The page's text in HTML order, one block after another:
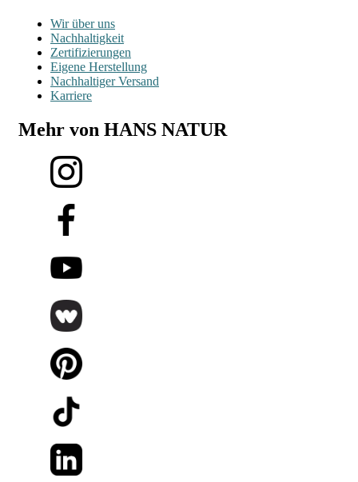
Wir über uns
Nachhaltigkeit
Zertifizierungen
Eigene Herstellung
Nachhaltiger Versand
Karriere
Mehr von HANS NATUR